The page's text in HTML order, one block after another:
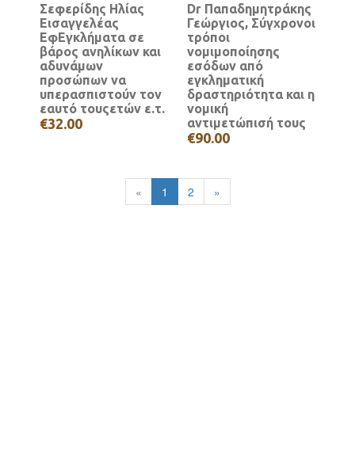
Σεφερίδης Ηλίας
Εισαγγελέας
ΕφΕγκλήματα σε
βάρος ανηλίκων και
αδυνάμων
προσώπων να
υπερασπιστούν τον
εαυτό τουςετών ε.τ.
€32.00
Dr Παπαδημητράκης
Γεώργιος, Σύγχρονοι
τρόποι
νομιμοποίησης
εσόδων από
εγκληματική
δραστηριότητα και η
νομική
αντιμετώπισή τους
€90.00
« 1 2 »